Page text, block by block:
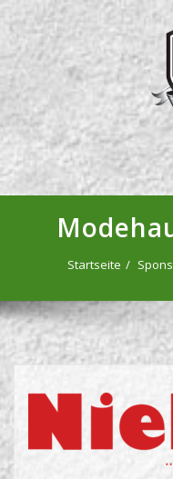
Startseite